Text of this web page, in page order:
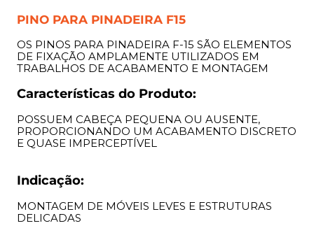
PERMITEM FIXAÇÕES PRECISAS E DELICADAS,
PINO PARA PINADEIRA F15
OS PINOS PARA PINADEIRA F-15 SÃO ELEMENTOS
DE FIXAÇÃO AMPLAMENTE UTILIZADOS EM
TRABALHOS DE ACABAMENTO E MONTAGEM
Características do Produto:
POSSUEM CABEÇA PEQUENA OU AUSENTE,
PROPORCIONANDO UM ACABAMENTO DISCRETO
E QUASE IMPERCEPTÍVEL
Indicação:
MONTAGEM DE MÓVEIS LEVES E ESTRUTURAS
DELICADAS